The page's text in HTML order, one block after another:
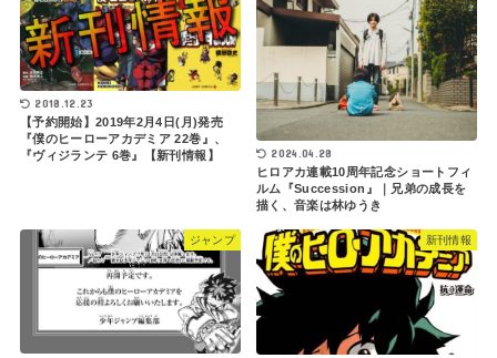
2018.12.23
【予約開始】2019年2月4日(月)発売
『僕のヒーローアカデミア 22巻』、
『ヴィジランテ 6巻』【新刊情報】
2024.04.28
ヒロアカ連載10周年記念ショートフィ
ルム『Succession』｜兄弟の成長を
描く、音楽は林ゆうき
ジャンプ 新刊情報